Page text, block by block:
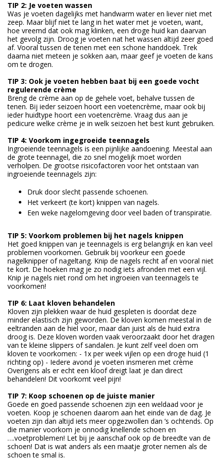
TIP 2: Je voeten wassen
Was je voeten dagelijks met handwarm water en liever niet met
zeep. Maar blijf niet te lang in het water met je voeten, want,
hoe vreemd dat ook mag klinken, een droge huid kan daarvan
het gevolg zijn. Droog je voeten nat het wassen altijd zeer goed
af. Vooral tussen de tenen met een schone handdoek. Trek
daarna niet meteen je sokken aan, maar geef je voeten de kans
om te drogen.
TIP 3: Ook je voeten hebben baat bij een goede vocht
regulerende crème
Breng de crème aan op de gehele voet, behalve tussen de
tenen. Bij ieder seizoen hoort een voetencrème, maar ook bij
ieder huidtype hoort een voetencrème. Vraag dus aan je
pedicure welke crème je in welk seizoen het best kunt gebruiken.
TIP 4: Voorkom ingegroeide teennagels
Ingroeiende teennagels is een pijnlijke aandoening. Meestal aan
de grote teennagel, die zo snel mogelijk moet worden
verholpen. De grootse risicofactoren voor het ontstaan van
ingroeiende teennagels zijn:
Druk door slecht passende schoenen.
Het verkeert (te kort) knippen van nagels.
Een weke nagelomgeving door veel baden of transpiratie.
TIP 5: Voorkom problemen bij het nagels knippen
Het goed knippen van je teennagels is erg belangrijk en kan veel
problemen voorkomen. Gebruik bij voorkeur een goede
nagelknipper of nageltang. Knip de nagels recht af en vooral niet
te kort. De hoeken mag je zo nodig iets afronden met een vijl.
Knip je nagels niet rond om het ingroeien van teennagels te
voorkomen!
TIP 6: Laat kloven behandelen
Kloven zijn plekken waar de huid gespleten is doordat deze
minder elastisch zijn geworden. De kloven komen meestal in de
eeltranden aan de hiel voor, maar dan juist als de huid extra
droog is. Deze kloven worden vaak veroorzaakt door het dragen
van te kleine slippers of sandalen. Je kunt zelf veel doen om
kloven te voorkomen: - 1x per week vijlen op een droge huid (1
richting op) - Iedere avond je voeten insmeren met crème
Overigens als er echt een kloof dreigt laat je dan direct
behandelen! Dit voorkomt veel pijn!
TIP 7: Koop schoenen op de juiste manier
Goede en goed passende schoenen zijn een weldaad voor je
voeten. Koop je schoenen daarom aan het einde van de dag. Je
voeten zijn dan altijd iets meer opgezwollen dan ’s ochtends. Op
die manier voorkom je onnodig knellende schoen en
….voetproblemen! Let bij je aanschaf ook op de breedte van de
schoen! Dat is wat anders als een maatje groter nemen als de
schoen te smal is.